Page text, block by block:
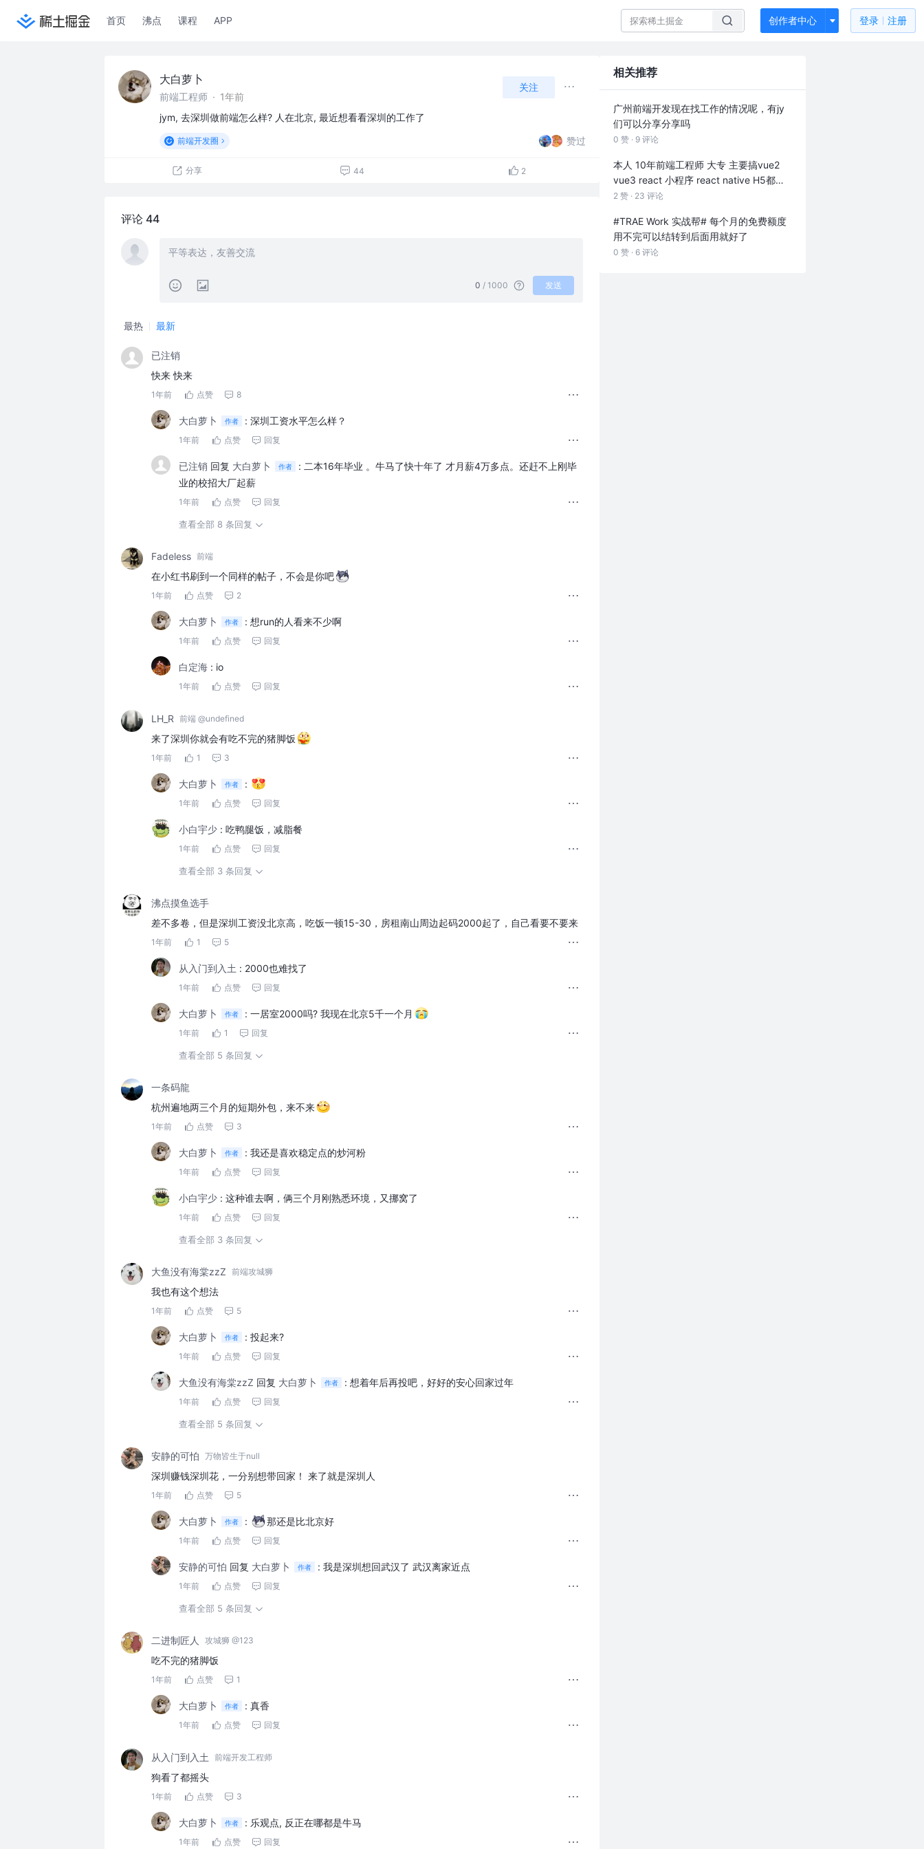
首页 沸点 课程 APP 创作者中心 登录 注册
大白萝卜
前端工程师 · 1年前
关注
jym, 去深圳做前端怎么样? 人在北京, 最近想看看深圳的工作了
前端开发圈 赞过
分享 44 2
评论 44
0 / 1000 发送
最热 最新
已注销
快来 快来
1年前 点赞 8
大白萝卜 作者 : 深圳工资水平怎么样？
1年前 点赞 回复
已注销 回复 大白萝卜 作者 : 二本16年毕业 。牛马了快十年了 才月薪4万多点。还赶不上刚毕
业的校招大厂起薪
1年前 点赞 回复
查看全部 8 条回复
Fadeless 前端
在小红书刷到一个同样的帖子，不会是你吧
1年前 点赞 2
大白萝卜 作者 : 想run的人看来不少啊
1年前 点赞 回复
白定海 : io
1年前 点赞 回复
LH_R 前端 @undefined
来了深圳你就会有吃不完的猪脚饭
1年前 1 3
大白萝卜 作者 :
1年前 点赞 回复
小白宇少 : 吃鸭腿饭，减脂餐
1年前 点赞 回复
查看全部 3 条回复
沸点摸鱼选手
差不多卷，但是深圳工资没北京高，吃饭一顿15-30，房租南山周边起码2000起了，自己看要不要来
1年前 1 5
从入门到入土 : 2000也难找了
1年前 点赞 回复
大白萝卜 作者 : 一居室2000吗? 我现在北京5千一个月
1年前 1 回复
查看全部 5 条回复
一条码龍
杭州遍地两三个月的短期外包，来不来
1年前 点赞 3
大白萝卜 作者 : 我还是喜欢稳定点的炒河粉
1年前 点赞 回复
小白宇少 : 这种谁去啊，俩三个月刚熟悉环境，又挪窝了
1年前 点赞 回复
查看全部 3 条回复
大鱼没有海棠zzZ 前端攻城狮
我也有这个想法
1年前 点赞 5
大白萝卜 作者 : 投起来?
1年前 点赞 回复
大鱼没有海棠zzZ 回复 大白萝卜 作者 : 想着年后再投吧，好好的安心回家过年
1年前 点赞 回复
查看全部 5 条回复
安静的可怕 万物皆生于null
深圳赚钱深圳花，一分别想带回家！ 来了就是深圳人
1年前 点赞 5
大白萝卜 作者 : 那还是比北京好
1年前 点赞 回复
安静的可怕 回复 大白萝卜 作者 : 我是深圳想回武汉了 武汉离家近点
1年前 点赞 回复
查看全部 5 条回复
二进制匠人 攻城狮 @123
吃不完的猪脚饭
1年前 点赞 1
大白萝卜 作者 : 真香
1年前 点赞 回复
从入门到入土 前端开发工程师
狗看了都摇头
1年前 点赞 3
大白萝卜 作者 : 乐观点, 反正在哪都是牛马
1年前 点赞 回复
相关推荐
广州前端开发现在找工作的情况呢，有jy
们可以分享分享吗
0 赞 · 9 评论
本人 10年前端工程师 大专 主要搞vue2
vue3 react 小程序 react native H5都能
搞，有需要的前端的看看我呗
面），便宜的很，火速联系我
2 赞 · 23 评论
#TRAE Work 实战帮#
用不完可以结转到后面用就好了
0 赞 · 6 评论